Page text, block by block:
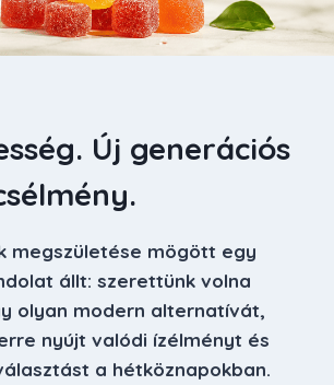
Új generációs
megszületése mögött egy
állt: szerettünk volna
olyan modern alternatívát,
nyújt valódi ízélményt és
a hétköznapokban.